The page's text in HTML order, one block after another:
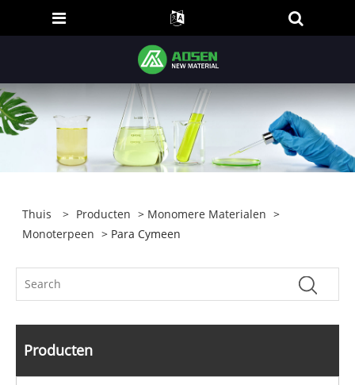
Thuis > Producten > Monomere Materialen >
Monoterpeen > Para Cymeen
Producten